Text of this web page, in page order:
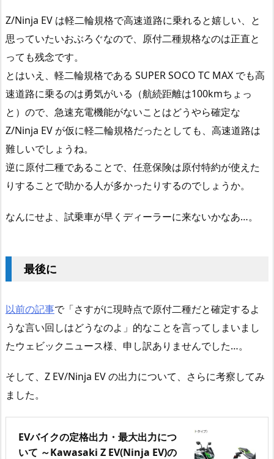
Z/Ninja EV は軽二輪規格で高速道路に乗れると嬉しい、と
思っていたいおぶろぐなので、原付二種規格なのは正直と
っても残念です。
とはいえ、軽二輪規格である SUPER SOCO TC MAX でも高
速道路に乗るのは勇気がいる（航続距離は100kmちょっ
と）ので、急速充電機能がないことはどうやら確定な
Z/Ninja EV が仮に軽二輪規格だったとしても、高速道路は
難しいでしょうね。
逆に原付二種であることで、任意保険は原付特約が使えた
りすることで助かる人が多かったりするのでしょうか。
なんにせよ、試乗車が早くディーラーに来ないかなあ…。
最後に
以前の記事で「さすがに現時点で原付二種だと確定するよ
うな言い回しはどうなのよ」的なことを言ってしまいまし
たウェビックニュース様、申し訳ありませんでした…。
そして、Z EV/Ninja EV の出力について、さらに考察してみ
ました。
EVバイクの定格出力・最大出力につ
いて ～Kawasaki Z EV(Ninja EV)の